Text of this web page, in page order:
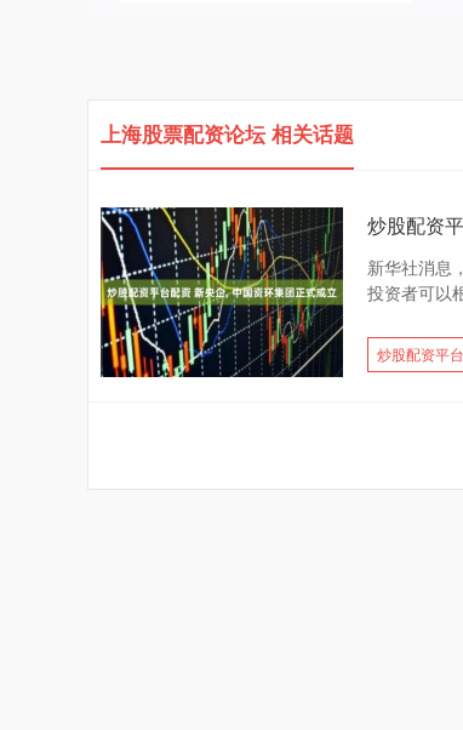
上海股票配资论坛 相关话题
炒股配资
新华社消息
投资者可以
炒股配资平